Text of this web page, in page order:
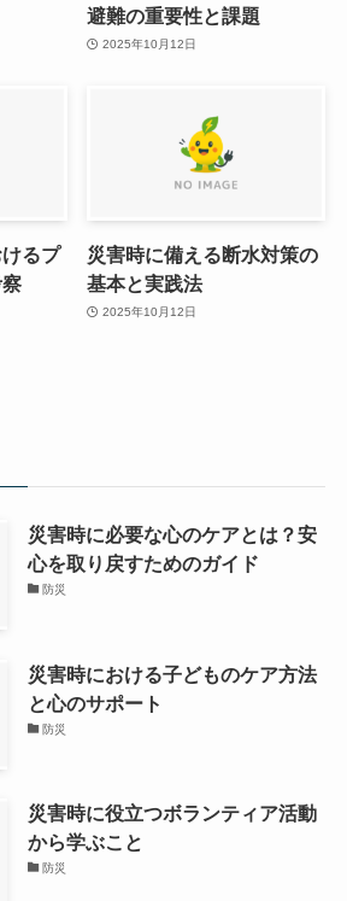
避難の重要性と課題
2025年10月12日
るプ
災害時に備える断水対策の
基本と実践法
2025年10月12日
災害時に必要な心のケアとは？安
心を取り戻すためのガイド
防災
災害時における子どものケア方法
と心のサポート
防災
災害時に役立つボランティア活動
から学ぶこと
防災